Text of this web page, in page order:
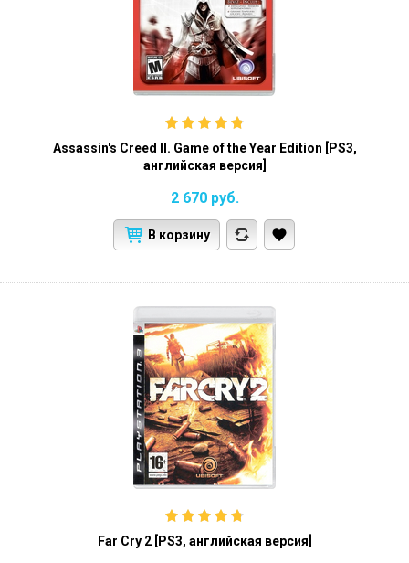
Assassin's Creed II. Game of the Year Edition [PS3,
английская версия]
2 670 руб.
В корзину
Far Cry 2 [PS3, английская версия]